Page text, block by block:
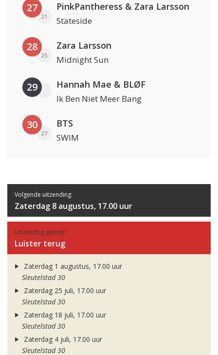
27
21
PinkPantheress & Zara Larsson
Stateside
28
25
Zara Larsson
Midnight Sun
29 Hannah Mae & BLØF
Ik Ben Niet Meer Bang
30
27
BTS
SWIM
Volgende uitzending:
Zaterdag 8 augustus, 17.00 uur
Uitzending gemist?
Luister terug
Zaterdag 1 augustus, 17.00 uur
Sleutelstad 30
Zaterdag 25 juli, 17.00 uur
Sleutelstad 30
Zaterdag 18 juli, 17.00 uur
Sleutelstad 30
Zaterdag 4 juli, 17.00 uur
Sleutelstad 30